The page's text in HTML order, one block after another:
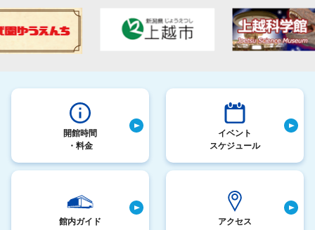
開館時間
・料金
イベント
スケジュール
館内ガイド アクセス